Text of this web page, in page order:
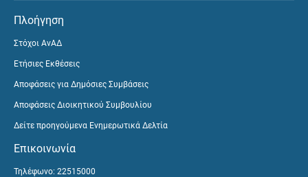
Πλοήγηση
Στόχοι ΑνΑΔ
Ετήσιες Εκθέσεις
Αποφάσεις για Δημόσιες Συμβάσεις
Αποφάσεις Διοικητικού Συμβουλίου
Δείτε προηγούμενα Ενημερωτικά Δελτία
Επικοινωνία
Τηλέφωνο: 22515000